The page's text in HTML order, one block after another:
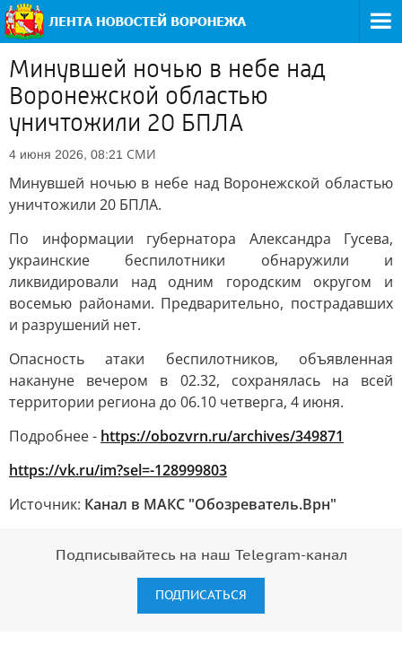
Минувшей ночью в небе над
Воронежской областью
уничтожили 20 БПЛА
4 июня 2026, 08:21 СМИ
Минувшей ночью в небе над Воронежской областью
уничтожили 20 БПЛА.
По информации губернатора Александра Гусева,
украинские беспилотники обнаружили и
ликвидировали над одним городским округом и
восемью районами. Предварительно, пострадавших
и разрушений нет.
Опасность атаки беспилотников, объявленная
накануне вечером в 02.32, сохранялась на всей
территории региона до 06.10 четверга, 4 июня.
Подробнее - https://obozvrn.ru/archives/349871
https://vk.ru/im?sel=-128999803
Источник: Канал в МАКС "Обозреватель.Врн"
Подписывайтесь на наш Telegram-канал
ПОДПИСАТЬСЯ